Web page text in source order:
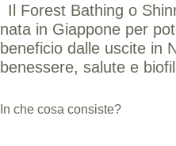
Il Forest Bathing o
nata in Giappone per
beneficio dalle uscite in
benessere, salute e
In che cosa consiste?